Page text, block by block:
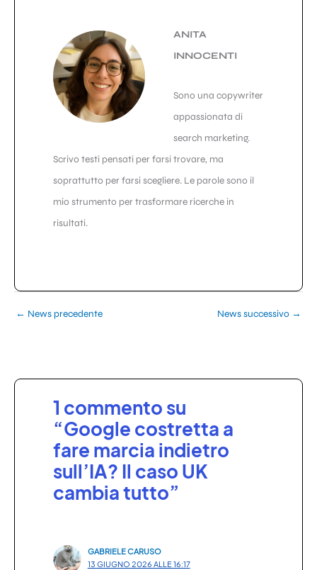
ANITA
INNOCENTI
Sono una copywriter
appassionata di
search marketing.
Scrivo testi pensati per farsi trovare, ma
soprattutto per farsi scegliere. Le parole sono il
mio strumento per trasformare ricerche in
risultati.
← News precedente News successivo →
1 commento su
“Google costretta a
fare marcia indietro
sull’IA? Il caso UK
cambia tutto”
GABRIELE CARUSO
13 GIUGNO 2026 ALLE 16:17